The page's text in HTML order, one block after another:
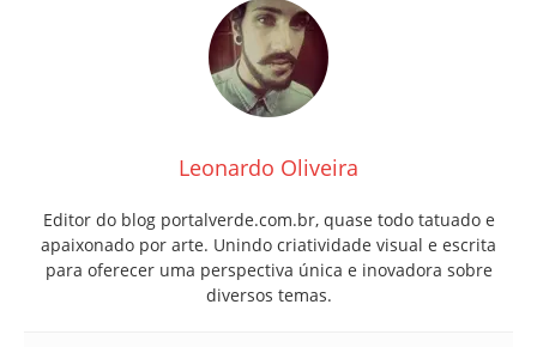
Leonardo Oliveira
Editor do blog portalverde.com.br, quase todo tatuado e
apaixonado por arte. Unindo criatividade visual e escrita
para oferecer uma perspectiva única e inovadora sobre
diversos temas.